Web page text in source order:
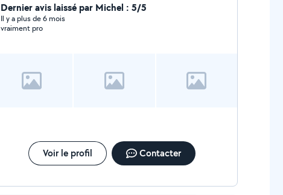
Dernier avis laissé par Michel : 5/5
Il y a plus de 6 mois
vraiment pro
Voir le profil Contacter